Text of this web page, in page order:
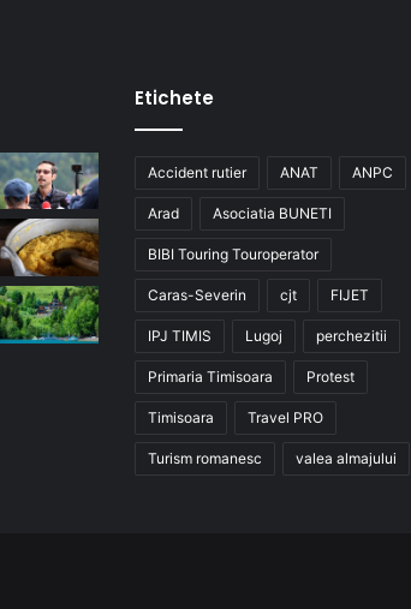
Etichete
Accident rutier ANAT ANPC
Arad Asociatia BUNETI
BIBI Touring Touroperator
Caras-Severin cjt FIJET
IPJ TIMIS Lugoj perchezitii
Primaria Timisoara Protest
Timisoara Travel PRO
Turism romanesc valea almajului